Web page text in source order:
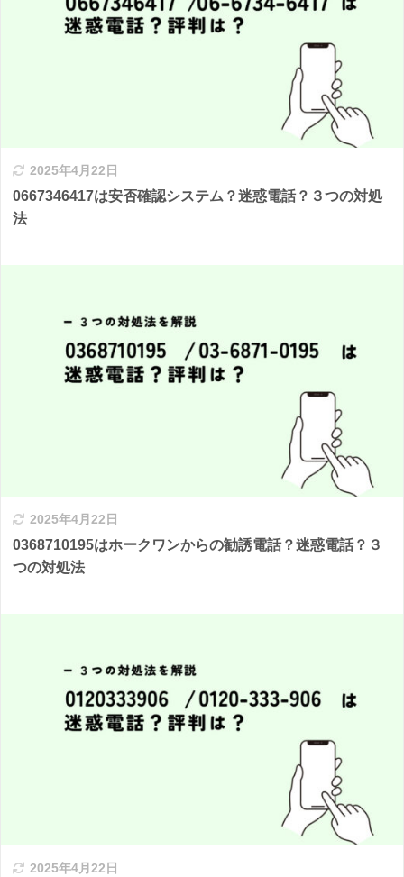
2025年4月22日
0667346417は安否確認システム？迷惑電話？３つの対処
法
2025年4月22日
0368710195はホークワンからの勧誘電話？迷惑電話？３
つの対処法
2025年4月22日